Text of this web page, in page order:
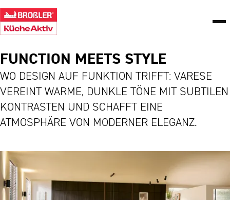
FUNCTION MEETS STYLE
WO DESIGN AUF FUNKTION TRIFFT: VARESE
VEREINT WARME, DUNKLE TÖNE MIT SUBTILEN
KONTRASTEN UND SCHAFFT EINE
ATMOSPHÄRE VON MODERNER ELEGANZ.